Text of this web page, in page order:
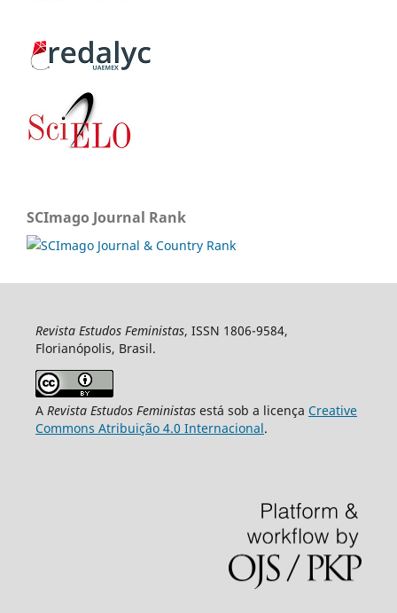
SCImago Journal Rank
Revista Estudos Feministas, ISSN 1806-9584,
Florianópolis, Brasil.
A Revista Estudos Feministasestá sob a licença Creative
Commons Atribuição 4.0 Internacional.